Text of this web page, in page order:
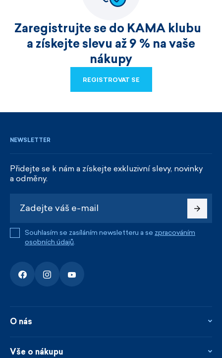
Zaregistrujte se do KAMA klubu
a získejte slevu až 9 % na vaše
nákupy
REGISTROVAT SE
NEWSLETTER
Přidejte se k nám a získejte exkluzivní slevy, novinky
a odměny.
Souhlasím se zasíláním newsletteru a se zpracováním
osobních údajů.
O nás
Kontakty
Vše o nákupu